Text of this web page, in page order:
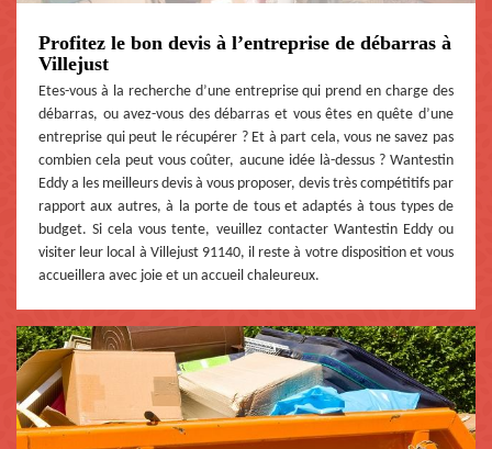
Profitez le bon devis à l’entreprise de débarras à
Villejust
Etes-vous à la recherche d’une entreprise qui prend en charge des
débarras, ou avez-vous des débarras et vous êtes en quête d’une
entreprise qui peut le récupérer ? Et à part cela, vous ne savez pas
combien cela peut vous coûter, aucune idée là-dessus ? Wantestin
Eddy a les meilleurs devis à vous proposer, devis très compétitifs par
rapport aux autres, à la porte de tous et adaptés à tous types de
budget. Si cela vous tente, veuillez contacter Wantestin Eddy ou
visiter leur local à Villejust 91140, il reste à votre disposition et vous
accueillera avec joie et un accueil chaleureux.